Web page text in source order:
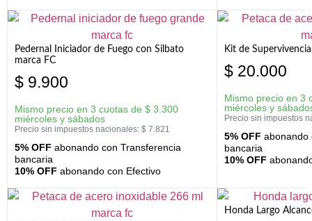
Pedernal Iniciador de Fuego con Silbato
marca FC
$ 9.900
Mismo precio en 3 cuotas de $ 3.300
miércoles y sábados
Precio sin impuestos nacionales: $ 7.821
5% OFF abonando con Transferencia
bancaria
10% OFF abonando con Efectivo
Kit de
$ 20.000
Mismo precio en 3
miércoles y
Precio sin impuestos
5% OFF abonando
bancaria
10% OFF
Honda Largo